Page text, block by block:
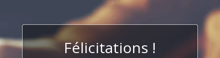
Félicitations !